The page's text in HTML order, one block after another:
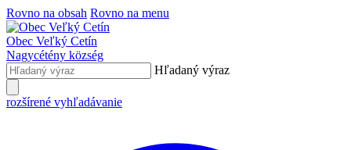
Rovno na obsah Rovno na menu
Obec Veľký Cetín
Nagycétény község
Hľadaný výraz
rozšírené vyhľadávanie